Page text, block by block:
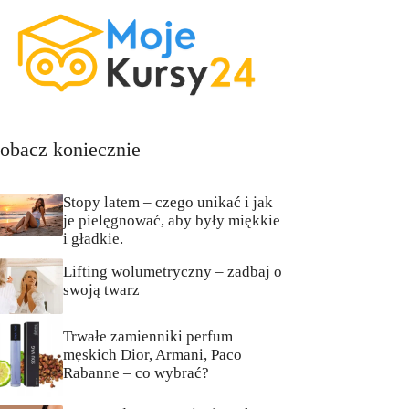
koniecznie
Stopy latem – czego unikać i jak
je pielęgnować, aby były miękkie
i gładkie.
Lifting wolumetryczny – zadbaj o
swoją twarz
Trwałe zamienniki perfum
męskich Dior, Armani, Paco
Rabanne – co wybrać?